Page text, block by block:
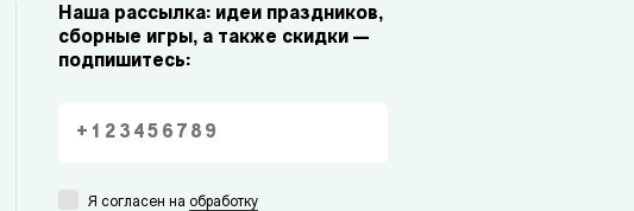
Наша рассылка: идеи праздников,
сборные игры, а также скидки —
подпишитесь:
Я согласен на обработку